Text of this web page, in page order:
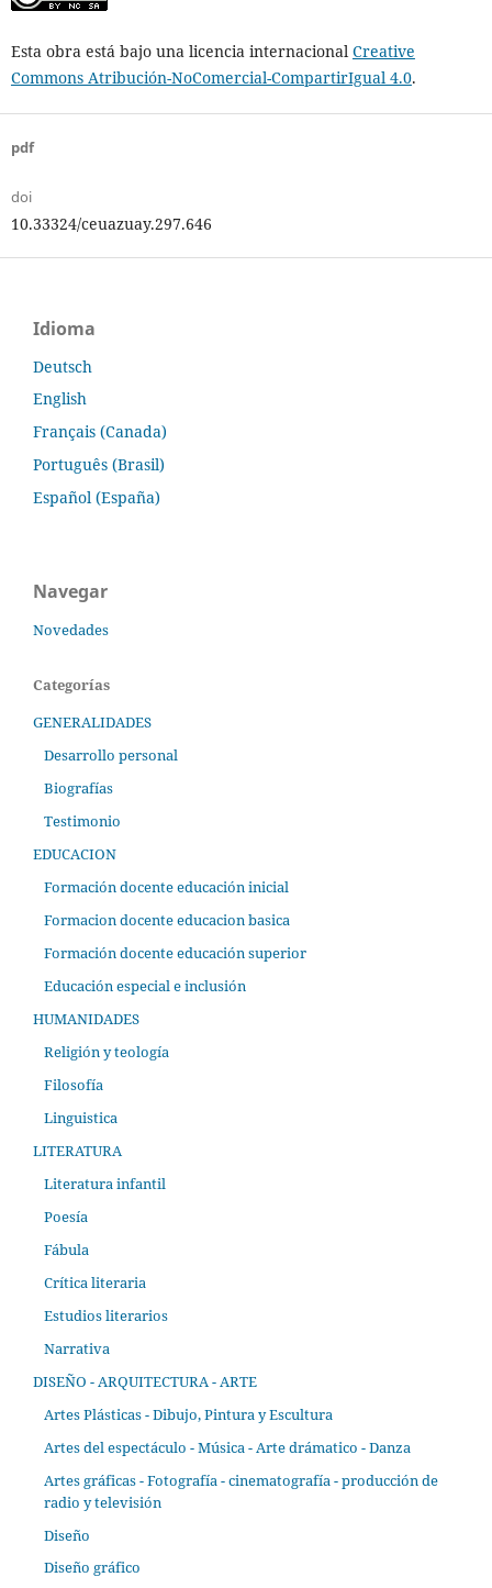
Esta obra está bajo una licencia internacional Creative
Commons Atribución-NoComercial-CompartirIgual 4.0.
pdf
doi
10.33324/ceuazuay.297.646
Idioma
Deutsch
English
Français (Canada)
Português (Brasil)
Español (España)
Navegar
Novedades
Categorías
GENERALIDADES
Desarrollo personal
Biografías
Testimonio
EDUCACION
Formación docente educación inicial
Formacion docente educacion basica
Formación docente educación superior
Educación especial e inclusión
HUMANIDADES
Religión y teología
Filosofía
Linguistica
LITERATURA
Literatura infantil
Poesía
Fábula
Crítica literaria
Estudios literarios
Narrativa
DISEÑO - ARQUITECTURA - ARTE
Artes Plásticas - Dibujo, Pintura y Escultura
Artes del espectáculo - Música - Arte drámatico - Danza
Artes gráficas - Fotografía - cinematografía - producción de
radio y televisión
Diseño
Diseño gráfico